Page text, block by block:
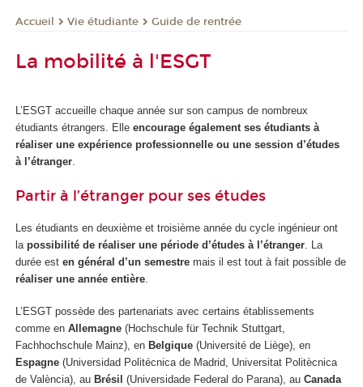
Accueil Vie étudiante Guide de rentrée
La mobilité à l'ESGT
L’ESGT accueille chaque année sur son campus de nombreux
étudiants étrangers. Elle encourage également ses étudiants à
réaliser une expérience professionnelle ou une session d’études
à l’étranger
Partir à l’étranger pour ses études
Les étudiants en deuxième et troisième année du cycle ingénieur ont
la possibilité de réaliser une période d’études à l’étranger . La
durée est en général d’un semestre mais il est tout à fait possible de
réaliser une année entière
L’ESGT possède des partenariats avec certains établissements
comme en Allemagne (Hochschule für Technik Stuttgart,
Fachhochschule Mainz), en Belgique (Université de Liège), en
Espagne (Universidad Politécnica de Madrid, Universitat Politècnica
de València), au Brésil (Universidade Federal do Parana), au Canada